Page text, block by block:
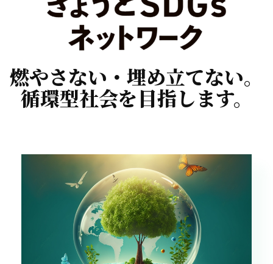
燃やさない・埋め立てない。
循環型社会を目指します。